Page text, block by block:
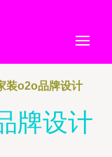
装o2o品牌设计
牌设计